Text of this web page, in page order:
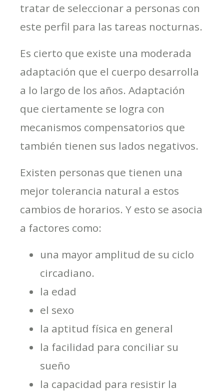
tratar de seleccionar a personas con
este perfil para las tareas nocturnas.
Es cierto que existe una moderada
adaptación que el cuerpo desarrolla
a lo largo de los años. Adaptación
que ciertamente se logra con
mecanismos compensatorios que
también tienen sus lados negativos.
Existen personas que tienen una
mejor tolerancia natural a estos
cambios de horarios. Y esto se asocia
a factores como:
una mayor amplitud de su ciclo
circadiano.
la edad
el sexo
la aptitud física en general
la facilidad para conciliar su
sueño
la capacidad para resistir la